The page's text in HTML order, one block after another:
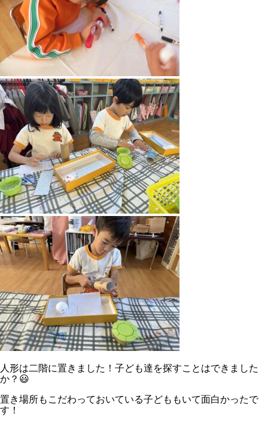
人形は二階に置きました！子ども達を探すことはできました
か？😃
置き場所もこだわっておいている子どももいて面白かったで
す！